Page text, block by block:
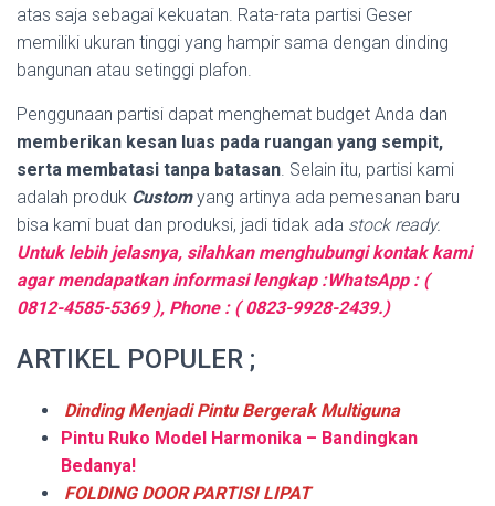
atas saja sebagai kekuatan. Rata-rata partisi Geser
memiliki ukuran tinggi yang hampir sama dengan dinding
bangunan atau setinggi plafon.
Penggunaan partisi dapat menghemat budget Anda dan
memberikan kesan luas pada ruangan yang sempit,
serta membatasi tanpa batasan . Selain itu, partisi kami
adalah produk Customyang artinya ada pemesanan baru
bisa kami buat dan produksi, jadi tidak ada stock ready.
Untuk lebih jelasnya, silahkan menghubungi kontak kami
agar mendapatkan informasi lengkap :WhatsApp : (
0812-4585-5369 ), Phone : ( 0823-9928-2439.)
ARTIKEL POPULER ;
Dinding Menjadi Pintu Bergerak Multiguna
Pintu Ruko Model Harmonika – Bandingkan
Bedanya!
FOLDING DOOR PARTISI LIPAT